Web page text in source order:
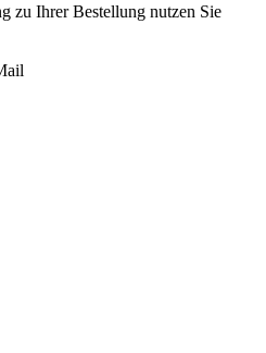
zu Ihrer Bestellung nutzen Sie